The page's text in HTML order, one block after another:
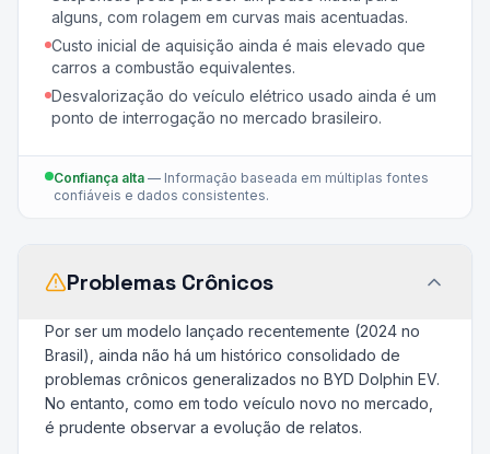
alguns, com rolagem em curvas mais acentuadas.
Custo inicial de aquisição ainda é mais elevado que
carros a combustão equivalentes.
Desvalorização do veículo elétrico usado ainda é um
ponto de interrogação no mercado brasileiro.
Confiança alta — Informação baseada em múltiplas fontes
confiáveis e dados consistentes.
Problemas Crônicos
Por ser um modelo lançado recentemente (2024 no
Brasil), ainda não há um histórico consolidado de
problemas crônicos generalizados no BYD Dolphin EV.
No entanto, como em todo veículo novo no mercado,
é prudente observar a evolução de relatos.